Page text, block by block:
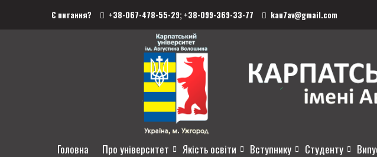
Є питання? +38-067-478-55-29; +38-099-369-33-77 kau7av@gmail.com
Головна Про університет Якість освіти Вступнику Студенту